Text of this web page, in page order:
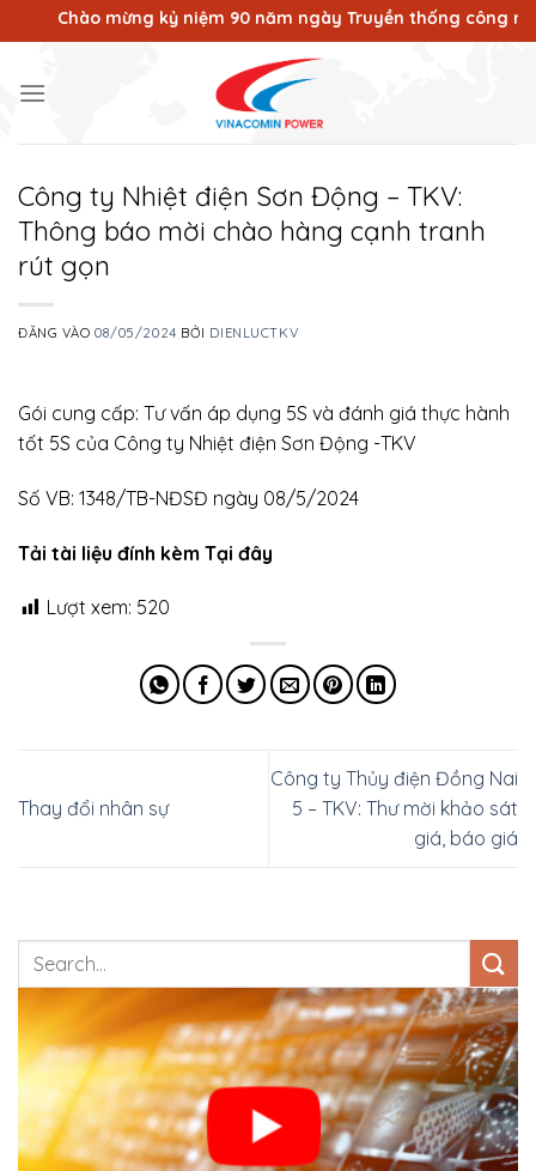
qua
dung
Chào mừng kỷ niệm 90 năm ngày Truyền thống công nhân
Công ty Nhiệt điện Sơn Động – TKV:
Thông báo mời chào hàng cạnh tranh
rút gọn
ĐĂNG VÀO08/05/2024 BỞI DIENLUCTKV
Gói cung cấp: Tư vấn áp dụng 5S và đánh giá thực hành
tốt 5S của Công ty Nhiệt điện Sơn Động -TKV
Số VB: 1348/TB-NĐSĐ ngày 08/5/2024
Tải tài liệu đính kèm Tại đây
Lượt xem: 520
Thay đổi nhân sự
Công ty Thủy điện Đồng Nai
5 – TKV: Thư mời khảo sát
giá, báo giá